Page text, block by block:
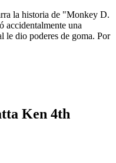
la historia de "Monkey D.
accidentalmente una
dio poderes de goma. Por
Ken 4th